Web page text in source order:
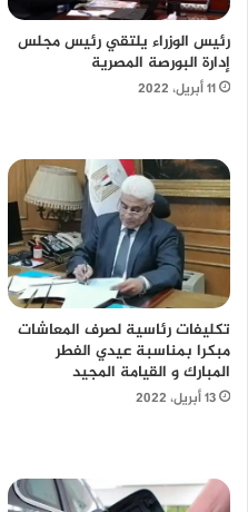
رئيس الوزراء يلتقي رئيس مجلس
إدارة البورصة المصرية
11 أبريل، 2022
تكليفات رئاسية لصرف المعاشات
مبكرا بمناسبة عيدي الفطر
المبارك و القيامة المجيد
13 أبريل، 2022